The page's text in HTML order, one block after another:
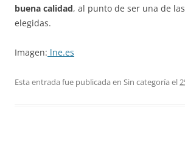
buena calidad, al punto de ser una de
elegidas.
Imagen: lne.es
Esta entrada fue publicada en Sin categoría el